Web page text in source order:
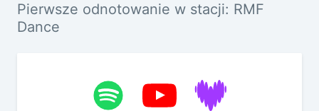
Pierwsze odnotowanie w stacji: RMF
Dance